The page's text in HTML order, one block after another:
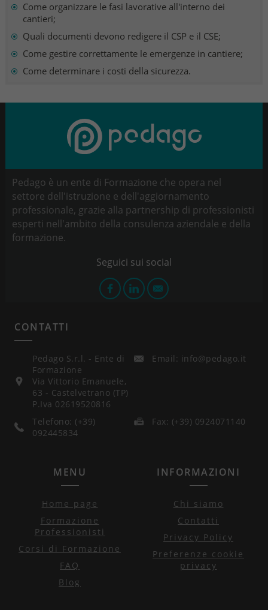
Come organizzare le fasi lavorative all'interno dei
cantieri;
Quali documenti devono redigere il CSP e il CSE;
Come gestire correttamente le emergenze in cantiere;
Come determinare i costi della sicurezza.
Pedago è un ente di Formazione che opera nel
settore dell'istruzione e dell'aggiornamento
professionale, grazie alla partnership di professionisti
esperti nell'ambito della consulenza aziendale e della
formazione.
CONTATTI
Pedago S.r.l. - Ente di
Formazione
Via Vittorio Emanuele,
63 - Castelvetrano (TP)
P.Iva 02619520816
Email: info@pedago.it
Telefono: (+39)
092445834
Fax: (+39) 0924071140
MENU
Home page
Formazione
Professionisti
Corsi di Formazione
FAQ
Blog
INFORMAZIONI
Chi siamo
Contatti
Privacy Policy
Preferenze cookie
privacy